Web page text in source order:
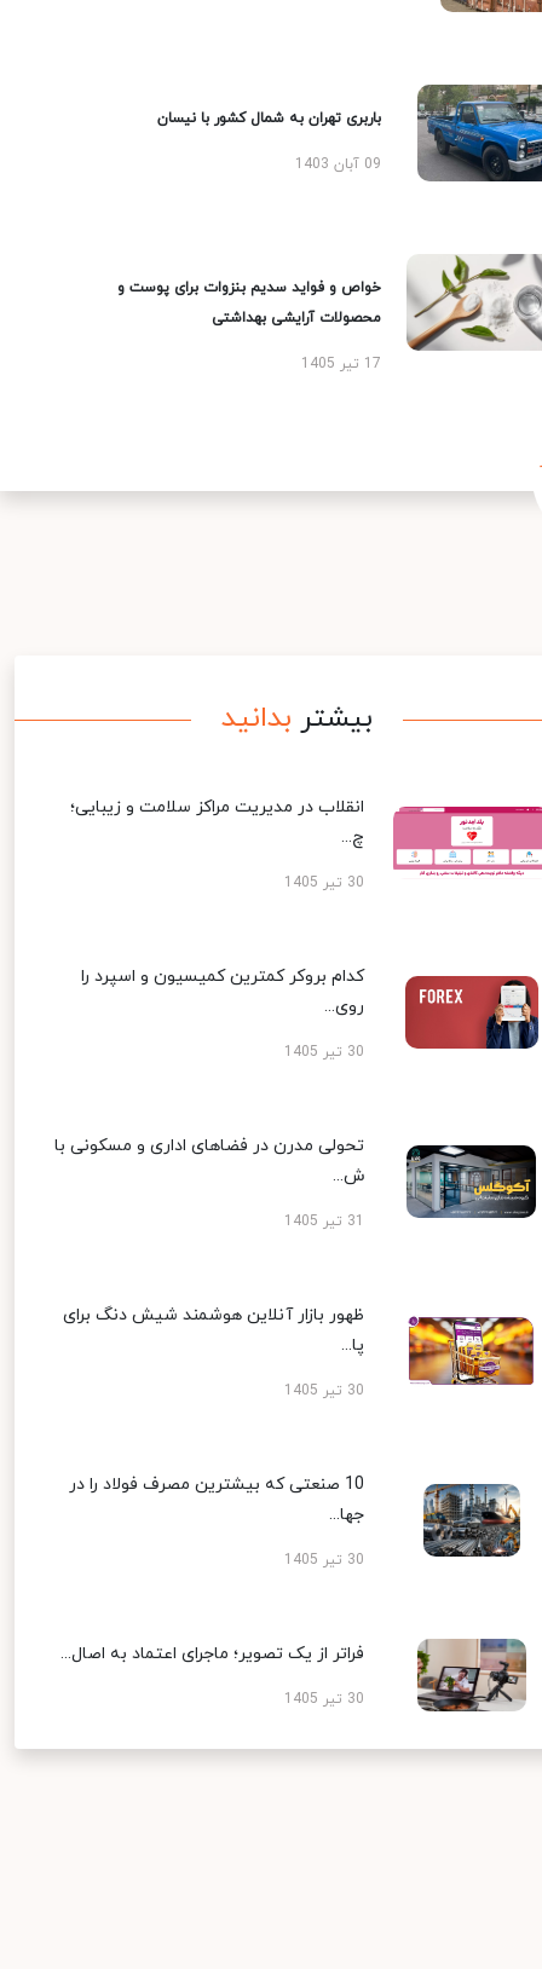
باربری تهران به شمال کشور با نیسان
09 آبان 1403
خواص و فواید سدیم بنزوات برای پوست و
محصولات آرایشی بهداشتی
17 تیر 1405
بیشتر بدانید
انقلاب در مدیریت مراکز سلامت و زیبایی؛
چ...
30 تیر 1405
کدام بروکر کمترین کمیسیون و اسپرد را
روی...
30 تیر 1405
تحولی مدرن در فضاهای اداری و مسکونی با
ش...
ظهور بازار آنلاین هوشمند شیش دنگ برای
پا...
30 تیر 1405
10 صنعتی که بیشترین مصرف فولاد را در
جها...
30 تیر 1405
فراتر از یک تصویر؛ ماجرای اعتماد به اصال...
30 تیر 1405